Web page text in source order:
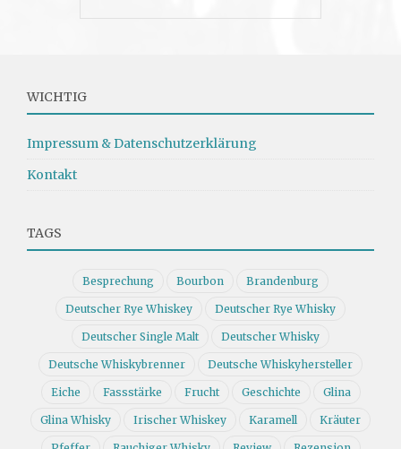
WICHTIG
Impressum & Datenschutzerklärung
Kontakt
TAGS
Besprechung Bourbon Brandenburg
Deutscher Rye Whiskey Deutscher Rye Whisky
Deutscher Single Malt Deutscher Whisky
Deutsche Whiskybrenner Deutsche Whiskyhersteller
Eiche Fassstärke Frucht Geschichte Glina
Glina Whisky Irischer Whiskey Karamell Kräuter